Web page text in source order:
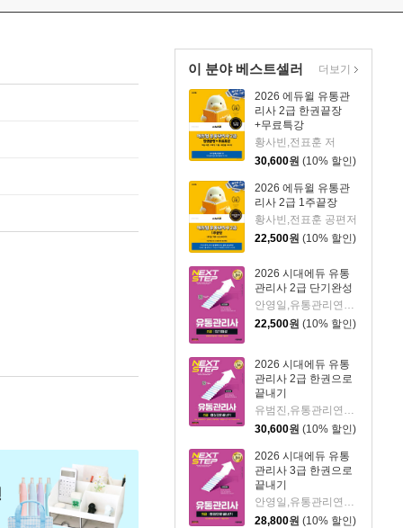
이 분야 베스트셀러
2026 에듀윌 유통관
리사 2급 한권끝장
+무료특강
황사빈,전표훈 저
30,600원 (10% 할인)
2026 에듀윌 유통관
리사 2급 1주끝장
황사빈,전표훈 공편저
22,500원 (10% 할인)
2026 시대에듀 유통
관리사 2급 단기완성
22,500원 (10% 할인)
2026 시대에듀 유통
관리사 2급 한권으로
끝내기
30,600원 (10% 할인)
2026 시대에듀 유통
관리사 3급 한권으로
끝내기
28,800원 (10% 할인)
더보기